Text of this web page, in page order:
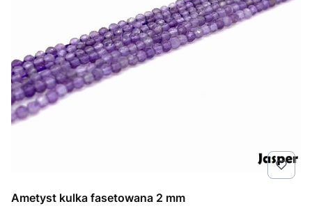
Ametyst kulka fasetowana 2 mm